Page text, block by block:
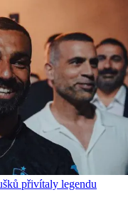
přivítaly legendu